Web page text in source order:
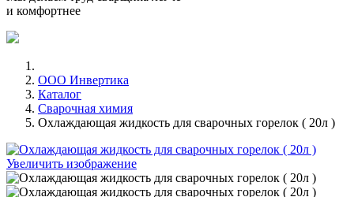
и комфортнее
ООО Инвертика
Каталог
Сварочная химия
Охлаждающая жидкость для сварочных горелок ( 20л )
Увеличить изображение